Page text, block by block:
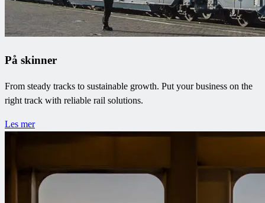
På skinner
From steady tracks to sustainable growth. Put your business on the
right track with reliable rail solutions.
Les mer